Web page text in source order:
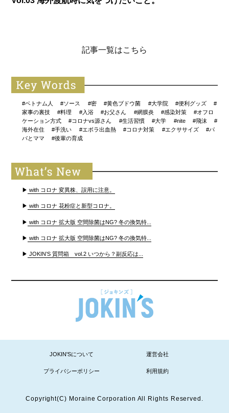
記事一覧はこちら
#ベトナム人 #ソース #密 #黄色ブドウ菌 #大学院 #便利グッズ
#
家事の裏技
#料理 #入浴 #お父さん #網膜炎 #感染対策
#オフロ
ケーション方式
#コロナvs源さん #生活習慣 #大学 #nite #飛沫
#
海外在住
#手洗い #エボラ出血熱 #コロナ対策 #エクササイズ
#パ
パとママ
#後輩の育成
▶ with コロナ 変異株、誤用に注意。
▶ with コロナ 花粉症と新型コロナ。
▶ with コロナ 拡大版 空間除菌はNG? 冬の換気特...
▶ with コロナ 拡大版 空間除菌はNG? 冬の換気特...
▶ JOKIN’S 質問箱 vol.2 いつから？副反応は...
JOKIN'Sについて 運営会社
プライバシーポリシー 利用規約
Copyright(C) Moraine Corporation All Rights Reserved.